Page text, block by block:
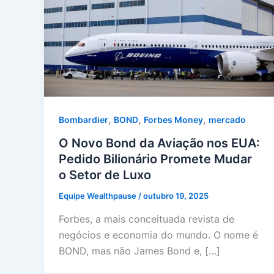
Bombardier, BOND, Forbes Money, mercado
O Novo Bond da Aviação nos EUA:
Pedido Bilionário Promete Mudar
o Setor de Luxo
Equipe Wealthpause/outubro 19, 2025
Forbes, a mais conceituada revista de
negócios e economia do mundo. O nome é
BOND, mas não James Bond e, […]